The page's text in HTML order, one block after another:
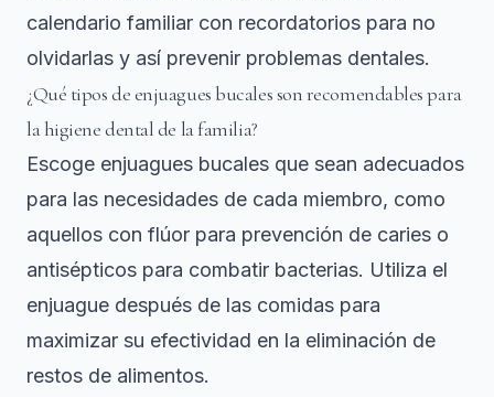
calendario familiar con recordatorios para no
olvidarlas y así prevenir problemas dentales.
¿Qué tipos de enjuagues bucales son recomendables para
la higiene dental de la familia?
Escoge enjuagues bucales que sean adecuados
para las necesidades de cada miembro, como
aquellos con flúor para prevención de caries o
antisépticos para combatir bacterias. Utiliza el
enjuague después de las comidas para
maximizar su efectividad en la eliminación de
restos de alimentos.